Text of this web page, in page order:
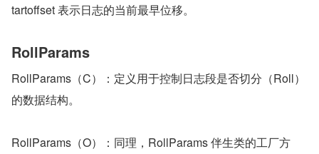
tartoffset 表示日志的当前最早位移。
RollParams
RollParams（C）：定义用于控制日志段是否切分（Roll）
的数据结构。
RollParams（O）：同理，RollParams 伴生类的工厂方